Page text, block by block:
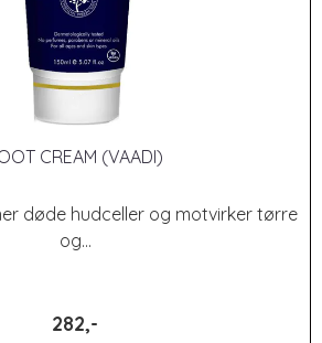
CREAM (VAADI)
døde hudceller og motvirker tørre
og...
282,-